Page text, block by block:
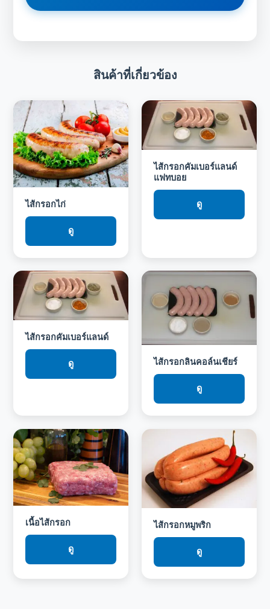
สินค้าที่เกี่ยวข้อง
ไส้กรอกไก่
ดู
ไส้กรอกคัมเบอร์แลนด์
แฟทบอย
ดู
ไส้กรอกคัมเบอร์แลนด์
ดู ไส้กรอกลินคอล์นเชียร์
ดู
เนื้อไส้กรอก
ดู
ไส้กรอกหมูพริก
ดู